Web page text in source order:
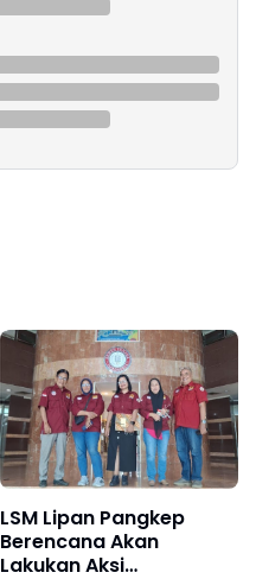
LSM Lipan Pangkep
Berencana Akan
Lakukan Aksi